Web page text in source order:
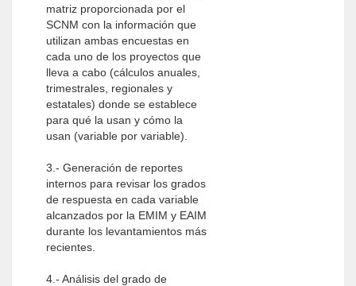
matriz proporcionada por el
SCNM con la información que
utilizan ambas encuestas en
cada uno de los proyectos que
lleva a cabo (cálculos anuales,
trimestrales, regionales y
estatales) donde se establece
para qué la usan y cómo la
usan (variable por variable).
3.- Generación de reportes
internos para revisar los grados
de respuesta en cada variable
alcanzados por la EMIM y EAIM
durante los levantamientos más
recientes.
4.- Análisis del grado de